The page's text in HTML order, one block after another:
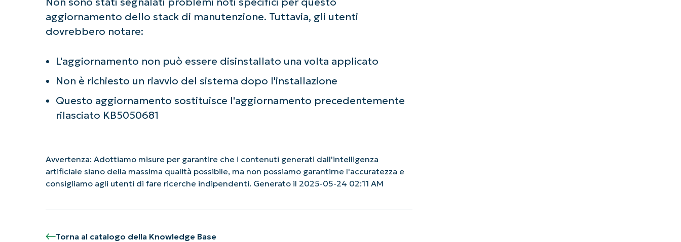
aggiornamento dello stack di manutenzione. Tuttavia, gli utenti
dovrebbero notare:
L'aggiornamento non può essere disinstallato una volta applicato
Non è richiesto un riavvio del sistema dopo l'installazione
Questo aggiornamento sostituisce l'aggiornamento precedentemente
rilasciato KB5050681
Avvertenza: Adottiamo misure per garantire che i contenuti generati dall'intelligenza
artificiale siano della massima qualità possibile, ma non possiamo garantirne l'accuratezza e
consigliamo agli utenti di fare ricerche indipendenti. Generato il 2025-05-24 02:11 AM
Torna al catalogo della Knowledge Base